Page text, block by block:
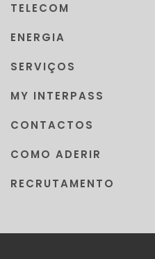
TELECOM
ENERGIA
SERVIÇOS
MY INTERPASS
CONTACTOS
COMO ADERIR
RECRUTAMENTO